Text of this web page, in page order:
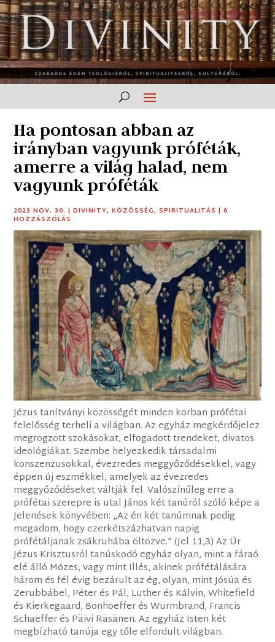
Ha pontosan abban az
irányban vagyunk próféták,
amerre a világ halad, nem
vagyunk próféták
2023 NOV. 30. |DIVINITY,KÖZÖSSÉG,SPIRITUALITÁS |6
HOZZÁSZÓLÁS
Jézus tanítványi közösségét minden korban prófétai
felelősség terheli a világban. Az egyház megkérdőjelez
megrögzött szokásokat, elfogadott trendeket, divatos
ideológiákat. Szembe helyezkedik társadalmi
konszenzusokkal, évezredes meggyőződésekkel, vagy
éppen új eszmékkel, amelyek az évezredes
meggyőződéseket váltják fel. Valószínűleg erre a
prófétai szerepre is utal János két tanúról szóló képe a
Jelenések könyvében: „Az én két tanúmnak pedig
megadom, hogy ezerkétszázhatvan napig
prófétáljanak zsákruhába öltözve.” (Jel 11,3) Az Úr
Jézus Krisztusról tanúskodó egyház olyan, mint a fáraó
elé álló Mózes, vagy mint Illés, akinek prófétálására
három és fél évig bezárult az ég, olyan, mint Jósúa és
Zerubbábel, Péter és Pál, Luther és Kálvin, Whitefield
és Kierkegaard, Bonhoeffer és Wurmbrand, Francis
Schaeffer és Päivi Räsänen. Az egyház Isten két
megbízható tanúja egy tőle elfordult világban.